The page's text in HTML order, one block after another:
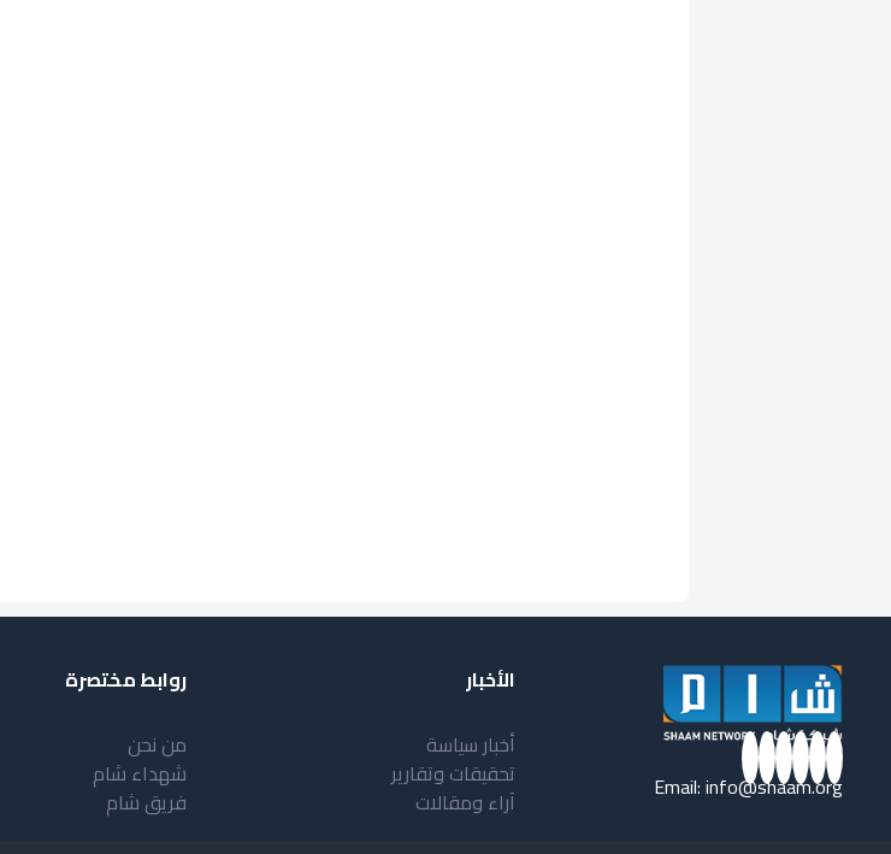
Email:info@shaam.org
الأخبار
أخبار سياسة
تحقيقات وتقارير
آراء ومقالات
روابط مختصرة
من نحن
شهداء شام
فريق شام